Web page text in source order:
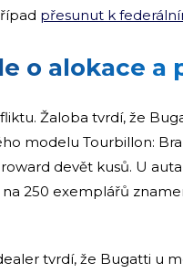
přesunut k
o alokace a
Žaloba tvrdí, že
modelu Tourbillon:
devět kusů. U
250 exemplářů
tvrdí, že Bugatti u